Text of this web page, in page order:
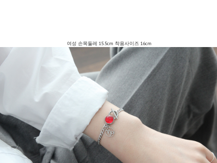
여성 손목둘레 15.5cm 착용사이즈 16cm